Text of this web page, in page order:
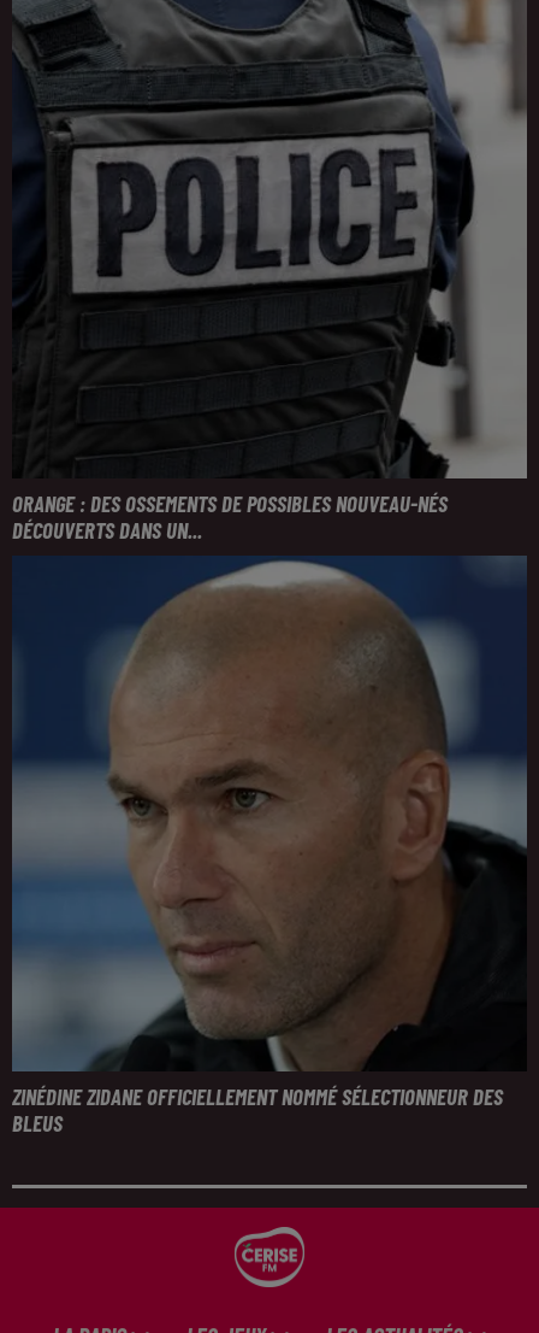
ORANGE : DES OSSEMENTS DE POSSIBLES NOUVEAU-NÉS
DÉCOUVERTS DANS UN...
ZINÉDINE ZIDANE OFFICIELLEMENT NOMMÉ SÉLECTIONNEUR DES
BLEUS